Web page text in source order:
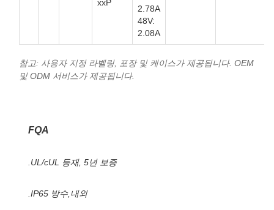
xxP
2.78A
48V:
2.08A
참고: 사용자 지정 라벨링, 포장 및 케이스가 제공됩니다. OEM
및 ODM 서비스가 제공됩니다.
FQA
.UL/cUL 등재, 5년 보증
.IP65 방수,내외